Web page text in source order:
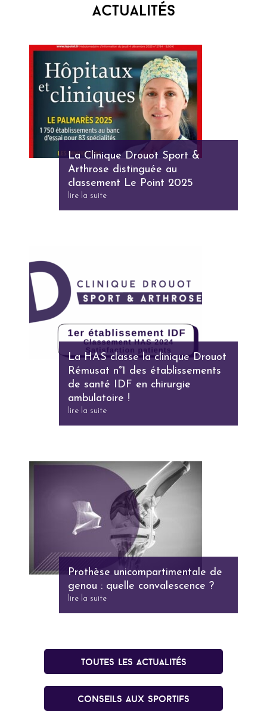
Actualités
La Clinique Drouot Sport &
Arthrose distinguée au
classement Le Point 2025
lire la suite
La HAS classe la clinique Drouot
Rémusat n°1 des établissements
de santé IDF en chirurgie
ambulatoire !
lire la suite
Prothèse unicompartimentale de
genou : quelle convalescence ?
lire la suite
Toutes les actualités
conseils aux sportifs